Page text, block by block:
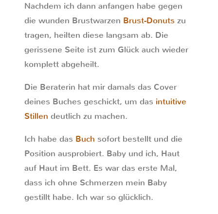
Nachdem ich dann anfangen habe gegen
die wunden Brustwarzen Brust-Donuts zu
tragen, heilten diese langsam ab. Die
gerissene Seite ist zum Glück auch wieder
komplett abgeheilt.
Die Beraterin hat mir damals das Cover
deines Buches geschickt, um das intuitive
Stillen deutlich zu machen.
Ich habe das Buch sofort bestellt und die
Position ausprobiert. Baby und ich, Haut
auf Haut im Bett. Es war das erste Mal,
dass ich ohne Schmerzen mein Baby
gestillt habe. Ich war so glücklich.